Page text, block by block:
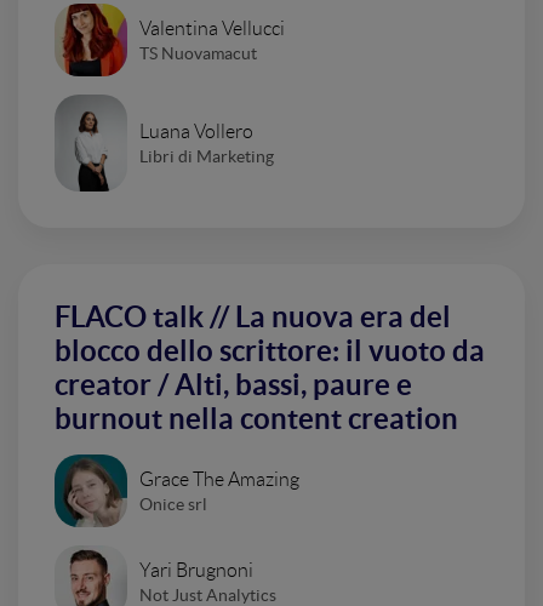
Valentina Vellucci
TS Nuovamacut
Luana Vollero
Libri di Marketing
FLACO talk // La nuova era del
blocco dello scrittore: il vuoto da
creator / Alti, bassi, paure e
burnout nella content creation
Grace The Amazing
Onice srl
Yari Brugnoni
Not Just Analytics